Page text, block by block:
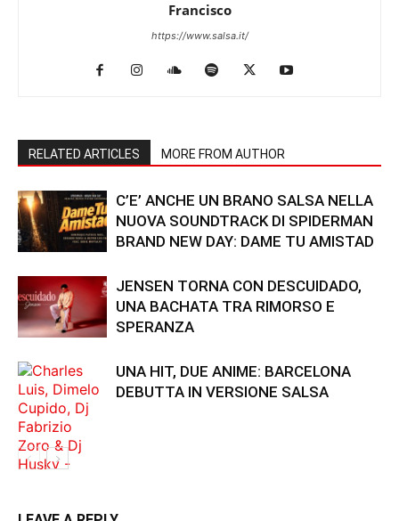
Francisco
https://www.salsa.it/
RELATED ARTICLES MORE FROM AUTHOR
C’E’ ANCHE UN BRANO SALSA NELLA
NUOVA SOUNDTRACK DI SPIDERMAN
BRAND NEW DAY: DAME TU AMISTAD
JENSEN TORNA CON DESCUIDADO,
UNA BACHATA TRA RIMORSO E
SPERANZA
UNA HIT, DUE ANIME: BARCELONA
DEBUTTA IN VERSIONE SALSA